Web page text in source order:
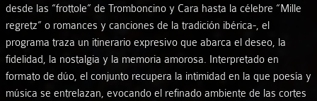
desde las “frottole” de Tromboncino y Cara hasta la célebre “Mille
regretz” o romances y canciones de la tradición ibérica-, el
programa traza un itinerario expresivo que abarca el deseo, la
fidelidad, la nostalgia y la memoria amorosa. Interpretado en
formato de dúo, el conjunto recupera la intimidad en la que poesía y
música se entrelazan, evocando el refinado ambiente de las cortes